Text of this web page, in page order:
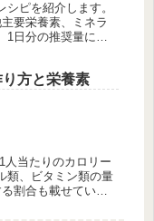
ピを紹介します。
要栄養素、ミネラ
1日分の推奨量に対
方と栄養素
人当たりのカロリー
類、ビタミン類の量
割合も載せていま